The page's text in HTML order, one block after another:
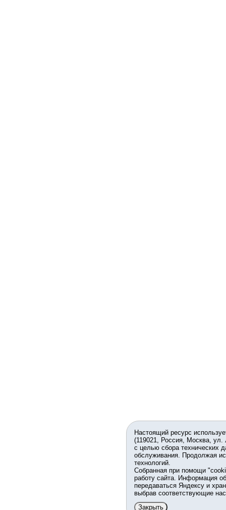
Настоящий ресурс
(119021, Россия, Москва,
с целью сбора технических
обслуживания. Продолжая
технологий.
Собранная при помощи
работу сайта. Информация
передаваться Яндексу и
выбрав соответствующие
Закрыть